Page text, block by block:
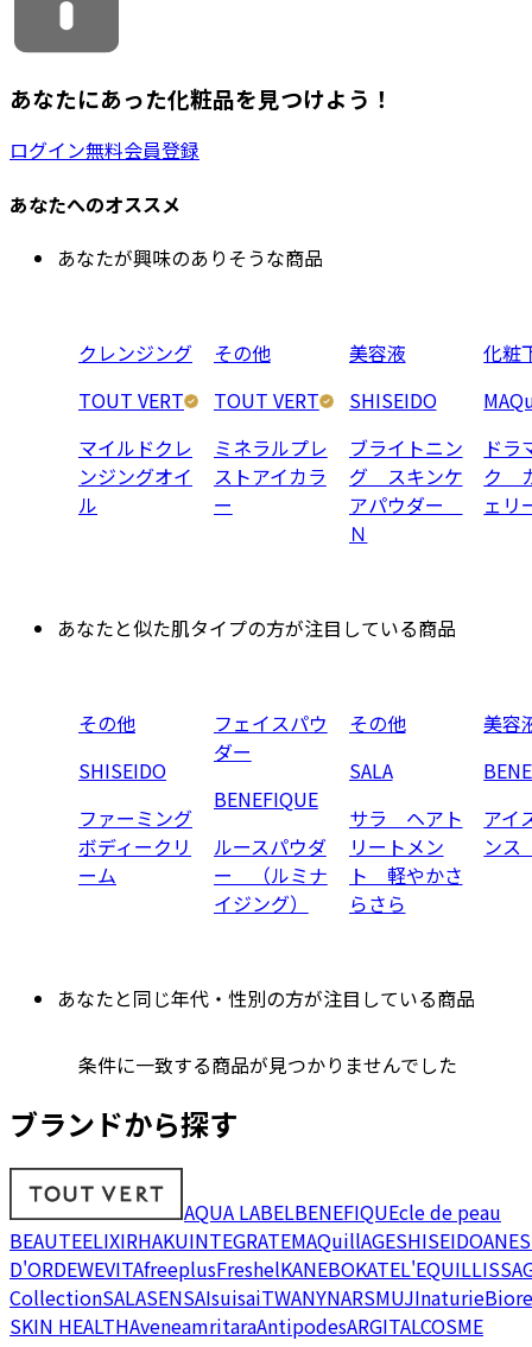
あなたにあった化粧品を見つけよう！
ログイン無料会員登録
あなたへのオススメ
あなたが興味のありそうな商品
クレンジング
TOUT VERT
マイルドクレ
ンジングオイ
ル
その他
TOUT VERT
ミネラルプレ
ストアイカラ
ー
美容液
SHISEIDO
ブライトニン
グ スキンケ
アパウダー
Ｎ
化粧
ドラ
ク
ェ
あなたと似た肌タイプの方が注目している商品
その他
SHISEIDO
ファーミング
ボディークリ
ーム
フェイスパウ
ダー
BENEFIQUE
ルースパウダ
ー （ルミナ
イジング）
その他
SALA
サラ ヘアト
リートメン
ト 軽やかさ
らさら
美容
アイ
ン
あなたと同じ年代・性別の方が注目している商品
条件に一致する商品が見つかりませんでした
ブランドから探す
AQUA LABELBENEFIQUEcle de peau
BEAUTEELIXIRHAKUINTEGRATEMAQuillAGESHISEIDO
D'ORDEWEVITAfreeplusFreshelKANEBOKATEL'EQUIL
CollectionSALASENSAIsuisaiTWANYNARSMUJInaturieBiore
SKIN HEALTHAveneamritaraAntipodesARGITALCOSME